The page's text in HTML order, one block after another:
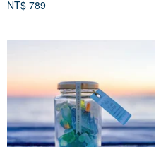
NT$ 789